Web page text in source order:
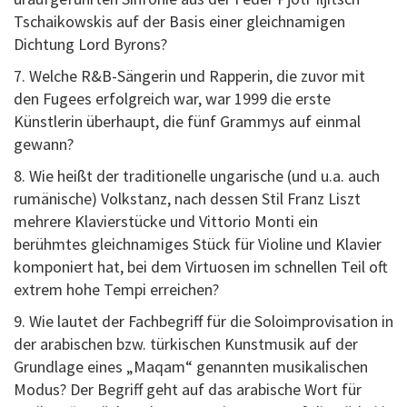
Tschaikowskis auf der Basis einer gleichnamigen
Dichtung Lord Byrons?
7. Welche R&B-Sängerin und Rapperin, die zuvor mit
den Fugees erfolgreich war, war 1999 die erste
Künstlerin überhaupt, die fünf Grammys auf einmal
gewann?
8. Wie heißt der traditionelle ungarische (und u.a. auch
rumänische) Volkstanz, nach dessen Stil Franz Liszt
mehrere Klavierstücke und Vittorio Monti ein
berühmtes gleichnamiges Stück für Violine und Klavier
komponiert hat, bei dem Virtuosen im schnellen Teil oft
extrem hohe Tempi erreichen?
9. Wie lautet der Fachbegriff für die Soloimprovisation in
der arabischen bzw. türkischen Kunstmusik auf der
Grundlage eines „Maqam“ genannten musikalischen
Modus? Der Begriff geht auf das arabische Wort für